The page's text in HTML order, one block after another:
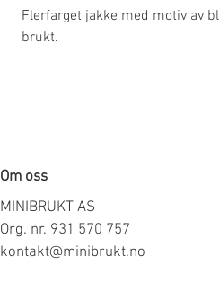
Flerfarget jakke med motiv av
brukt.
Om oss
MINIBRUKT AS
Org. nr. 931 570 757
kontakt@minibrukt.no